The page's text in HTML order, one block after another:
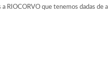
RIOCORVO que tenemos dadas